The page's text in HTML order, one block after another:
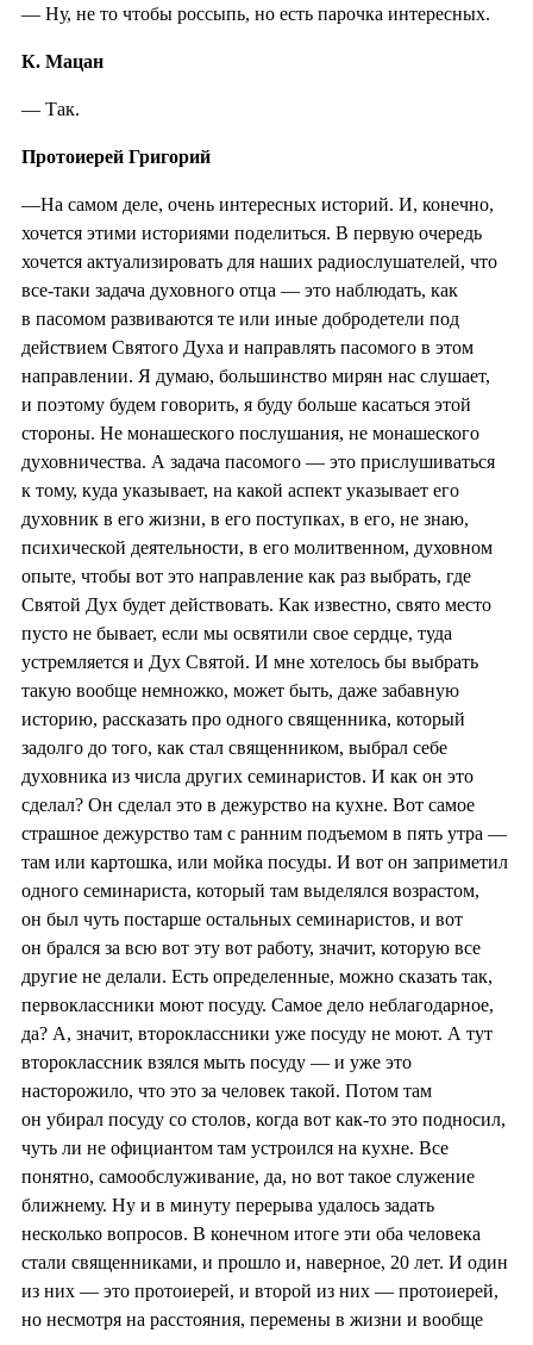
— Ну, не то чтобы россыпь, но есть парочка интересных.
К. Мацан
— Так.
Протоиерей Григорий
—На самом деле, очень интересных историй. И, конечно,
хочется этими историями поделиться. В первую очередь
хочется актуализировать для наших радиослушателей, что
все-таки задача духовного отца — это наблюдать, как
в пасомом развиваются те или иные добродетели под
действием Святого Духа и направлять пасомого в этом
направлении. Я думаю, большинство мирян нас слушает,
и поэтому будем говорить, я буду больше касаться этой
стороны. Не монашеского послушания, не монашеского
духовничества. А задача пасомого — это прислушиваться
к тому, куда указывает, на какой аспект указывает его
духовник в его жизни, в его поступках, в его, не знаю,
психической деятельности, в его молитвенном, духовном
опыте, чтобы вот это направление как раз выбрать, где
Святой Дух будет действовать. Как известно, свято место
пусто не бывает, если мы освятили свое сердце, туда
устремляется и Дух Святой. И мне хотелось бы выбрать
такую вообще немножко, может быть, даже забавную
историю, рассказать про одного священника, который
задолго до того, как стал священником, выбрал себе
духовника из числа других семинаристов. И как он это
сделал? Он сделал это в дежурство на кухне. Вот самое
страшное дежурство там с ранним подъемом в пять утра —
там или картошка, или мойка посуды. И вот он заприметил
одного семинариста, который там выделялся возрастом,
он был чуть постарше остальных семинаристов, и вот
он брался за всю вот эту вот работу, значит, которую все
другие не делали. Есть определенные, можно сказать так,
первоклассники моют посуду. Самое дело неблагодарное,
да? А, значит, второклассники уже посуду не моют. А тут
второклассник взялся мыть посуду — и уже это
насторожило, что это за человек такой. Потом там
он убирал посуду со столов, когда вот как-то это подносил,
чуть ли не официантом там устроился на кухне. Все
понятно, самообслуживание, да, но вот такое служение
ближнему. Ну и в минуту перерыва удалось задать
несколько вопросов. В конечном итоге эти оба человека
стали священниками, и прошло и, наверное, 20 лет. И один
из них — это протоиерей, и второй из них — протоиерей,
но несмотря на расстояния, перемены в жизни и вообще